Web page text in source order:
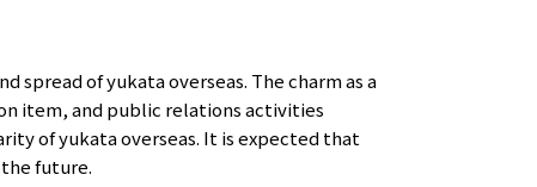
spread of yukata overseas. The charm as a
item, and public relations activities
of yukata overseas. It is expected that
future.